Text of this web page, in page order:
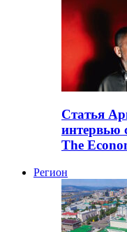
Статья
интервью
The
Регион